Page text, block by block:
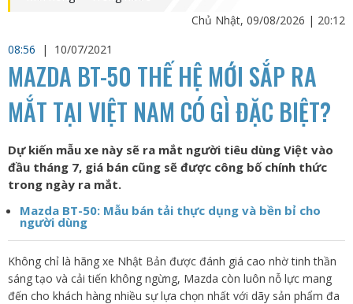
Chủ Nhật, 09/08/2026 | 20:12
08:56
| 10/07/2021
MAZDA BT-50 THẾ HỆ MỚI SẮP RA
MẮT TẠI VIỆT NAM CÓ GÌ ĐẶC BIỆT?
Dự kiến mẫu xe này sẽ ra mắt người tiêu dùng Việt vào
đầu tháng 7, giá bán cũng sẽ được công bố chính thức
trong ngày ra mắt.
Mazda BT-50: Mẫu bán tải thực dụng và bền bỉ cho
người dùng
Không chỉ là hãng xe Nhật Bản được đánh giá cao nhờ tinh thần
sáng tạo và cải tiến không ngừng, Mazda còn luôn nỗ lực mang
đến cho khách hàng nhiều sự lựa chọn nhất với dãy sản phẩm đa